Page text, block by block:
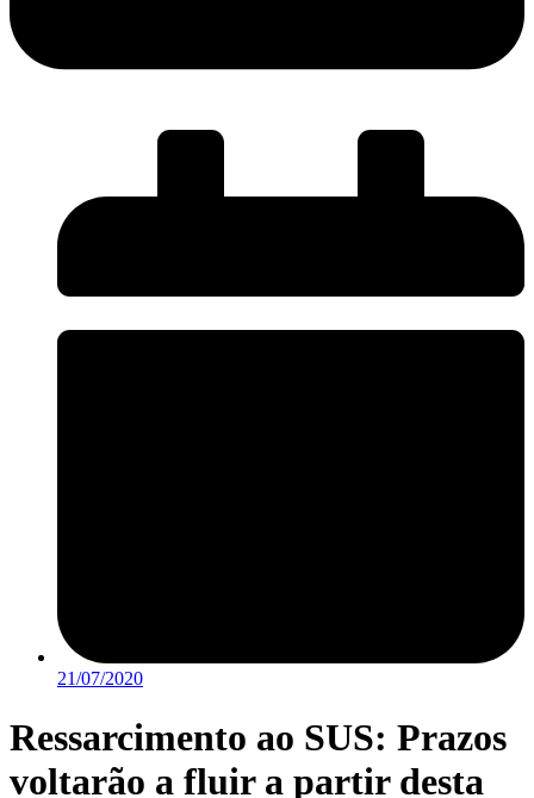
21/07/2020
Ressarcimento ao SUS: Prazos
voltarão a fluir a partir desta